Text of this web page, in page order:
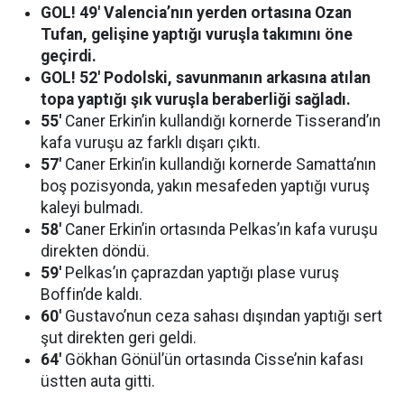
GOL! 49′ Valencia’nın yerden ortasına Ozan
Tufan, gelişine yaptığı vuruşla takımını öne
geçirdi.
GOL! 52′ Podolski, savunmanın arkasına atılan
topa yaptığı şık vuruşla beraberliği sağladı.
55′ Caner Erkin’in kullandığı kornerde Tisserand’ın
kafa vuruşu az farklı dışarı çıktı.
57′ Caner Erkin’in kullandığı kornerde Samatta’nın
boş pozisyonda, yakın mesafeden yaptığı vuruş
kaleyi bulmadı.
58′ Caner Erkin’in ortasında Pelkas’ın kafa vuruşu
direkten döndü.
59′ Pelkas’ın çaprazdan yaptığı plase vuruş
Boffin’de kaldı.
60′ Gustavo’nun ceza sahası dışından yaptığı sert
şut direkten geri geldi.
64′ Gökhan Gönül’ün ortasında Cisse’nin kafası
üstten auta gitti.